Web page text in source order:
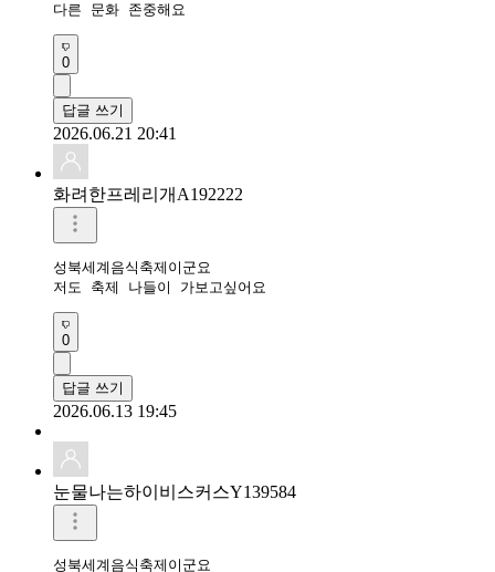
다른 문화 존중해요
0
답글 쓰기
2026.06.21 20:41
화려한프레리개A192222
성북세계음식축제이군요
저도 축제 나들이 가보고싶어요
0
답글 쓰기
2026.06.13 19:45
눈물나는하이비스커스Y139584
성북세계음식축제이군요